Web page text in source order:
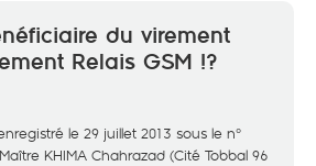
du virement
Relais GSM !?
le 29 juillet 2013 sous le n°
KHIMA Chahrazad (Cité Tobbal 96